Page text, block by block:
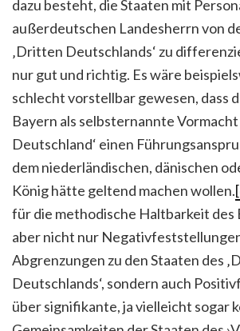
dazu besteht, die Staaten mit
außerdeutschen Landesherrn von
‚Dritten Deutschlands‘ zu
nur gut und richtig. Es wäre
schlecht vorstellbar gewesen, dass
Bayern als selbsternannte
Deutschland‘ einen
dem niederländischen, dänischen
König hätte geltend machen wollen.
für die methodische Haltbarkeit des
aber nicht nur
Abgrenzungen zu den Staaten des
Deutschlands‘, sondern auch
über signifikante, ja vielleicht sogar